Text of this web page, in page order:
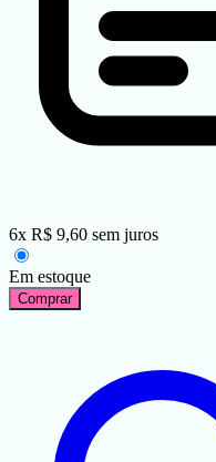
6x R$ 9,60 sem juros
Em estoque
Comprar